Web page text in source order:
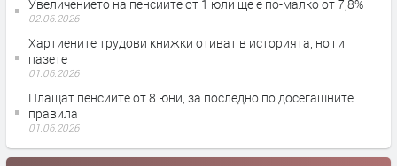
Увеличението на пенсиите от 1 юли ще е по-малко от 7,8%
02.06.2026
Хартиените трудови книжки отиват в историята, но ги
пазете
01.06.2026
Плащат пенсиите от 8 юни, за последно по досегашните
правила
01.06.2026